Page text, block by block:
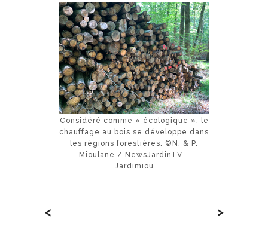
Considéré comme « écologique », le
chauffage au bois se développe dans
les régions forestières. ©N. & P.
Mioulane / NewsJardinTV –
Jardimiou
< >